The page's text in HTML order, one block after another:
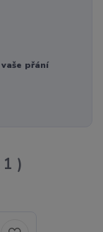
přání
1